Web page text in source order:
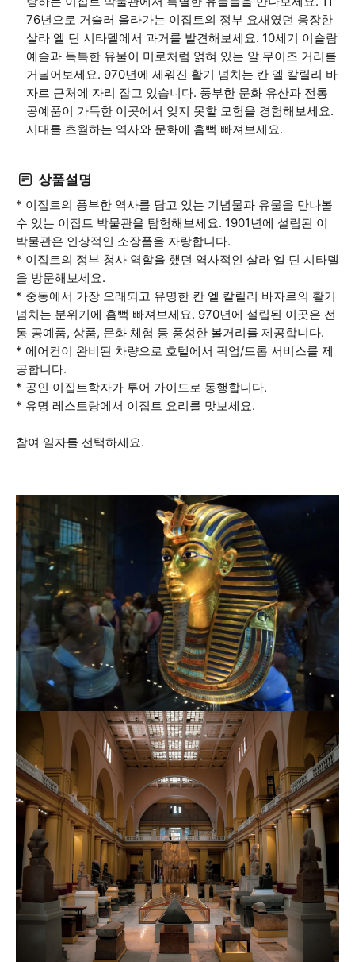
76년으로 거슬러 올라가는 이집트의 정부 요새였던 웅장한
살라 엘 딘 시타델에서 과거를 발견해보세요. 10세기 이슬람
예술과 독특한 유물이 미로처럼 얽혀 있는 알 무이즈 거리를
거닐어보세요. 970년에 세워진 활기 넘치는 칸 엘 칼릴리 바
자르 근처에 자리 잡고 있습니다. 풍부한 문화 유산과 전통
공예품이 가득한 이곳에서 잊지 못할 모험을 경험해보세요.
시대를 초월하는 역사와 문화에 흠뻑 빠져보세요.
상품설명
* 이집트의 풍부한 역사를 담고 있는 기념물과 유물을 만나볼
수 있는 이집트 박물관을 탐험해보세요. 1901년에 설립된 이
박물관은 인상적인 소장품을 자랑합니다.
* 이집트의 정부 청사 역할을 했던 역사적인 살라 엘 딘 시타델
을 방문해보세요.
* 중동에서 가장 오래되고 유명한 칸 엘 칼릴리 바자르의 활기
넘치는 분위기에 흠뻑 빠져보세요. 970년에 설립된 이곳은 전
통 공예품, 상품, 문화 체험 등 풍성한 볼거리를 제공합니다.
* 에어컨이 완비된 차량으로 호텔에서 픽업/드롭 서비스를 제
공합니다.
* 공인 이집트학자가 투어 가이드로 동행합니다.
* 유명 레스토랑에서 이집트 요리를 맛보세요.
참여 일자를 선택하세요.